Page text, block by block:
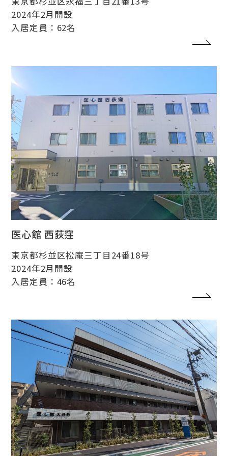
2024年2月開設
入居定員：62名
医心館 西荻窪
東京都杉並区松庵三丁目24番18号
2024年2月開設
入居定員：46名